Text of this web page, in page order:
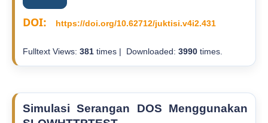
DOI: https://doi.org/10.62712/juktisi.v4i2.431
Fulltext Views: 381times | Downloaded: 3990times.
Simulasi Serangan DOS Menggunakan